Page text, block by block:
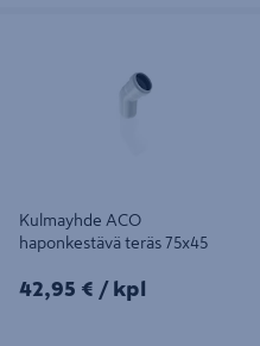
Kulmayhde ACO
haponkestävä teräs 75x45
42,95€/kpl
42,95 € / kpl